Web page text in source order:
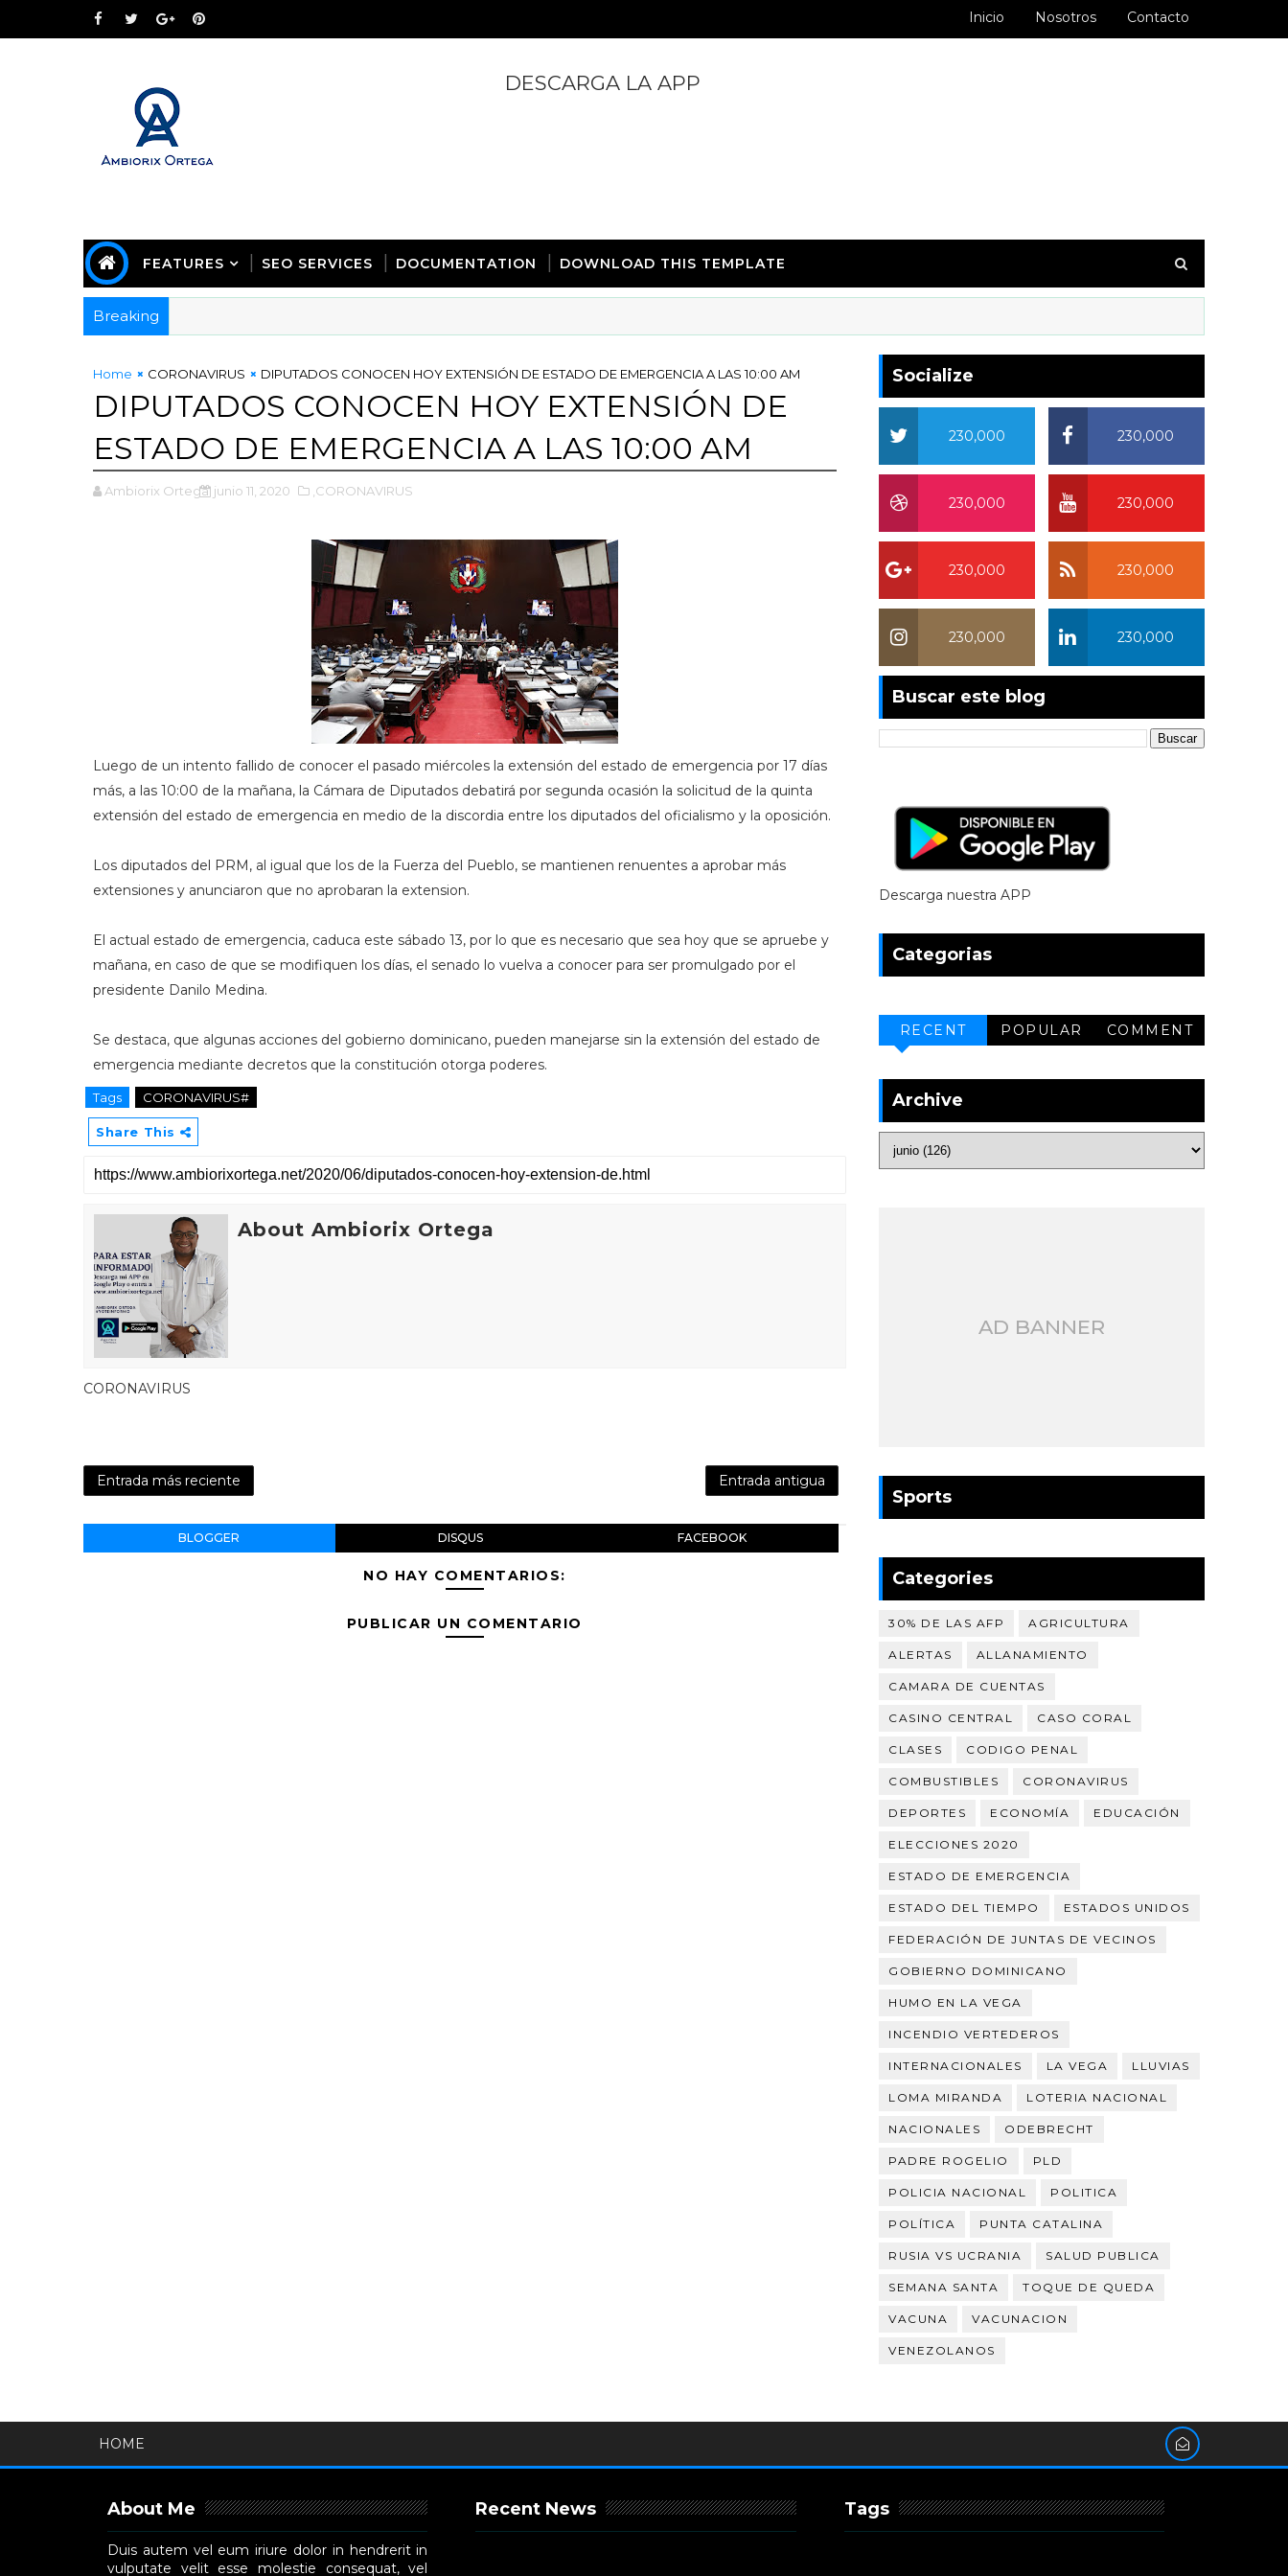
Inicio Nosotros Contacto
DESCARGA LA APP
FEATURES SEO SERVICES DOCUMENTATION DOWNLOAD THIS TEMPLATE
Breaking
Home CORONAVIRUS DIPUTADOS CONOCEN HOY EXTENSIÓN DE ESTADO DE EMERGENCIA A LAS 10:00 AM
DIPUTADOS CONOCEN HOY EXTENSIÓN DE
ESTADO DE EMERGENCIA A LAS 10:00 AM
Ambiorix Ortega junio 11, 2020 ,CORONAVIRUS
Luego de un intento fallido de conocer el pasado miércoles la extensión del estado de emergencia por 17 días
más, a las 10:00 de la mañana, la Cámara de Diputados debatirá por segunda ocasión la solicitud de la quinta
extensión del estado de emergencia en medio de la discordia entre los diputados del oficialismo y la oposición.
Los diputados del PRM, al igual que los de la Fuerza del Pueblo, se mantienen renuentes a aprobar más
extensiones y anunciaron que no aprobaran la extension.
El actual estado de emergencia, caduca este sábado 13, por lo que es necesario que sea hoy que se apruebe y
mañana, en caso de que se modifiquen los días, el senado lo vuelva a conocer para ser promulgado por el
presidente Danilo Medina.
Se destaca, que algunas acciones del gobierno dominicano, pueden manejarse sin la extensión del estado de
emergencia mediante decretos que la constitución otorga poderes.
Tags CORONAVIRUS#
Share This
About Ambiorix Ortega
CORONAVIRUS
Entrada más reciente Entrada antigua
BLOGGER DISQUS FACEBOOK
NO HAY COMENTARIOS:
PUBLICAR UN COMENTARIO
Socialize
230,000
230,000
230,000
230,000
230,000
230,000
230,000
230,000
Buscar este blog
Descarga nuestra APP
Categorias
RECENT POPULAR COMMENT
Archive
AD BANNER
Sports
Categories
30% DE LAS AFP AGRICULTURA
ALERTAS ALLANAMIENTO
CAMARA DE CUENTAS
CASINO CENTRAL CASO CORAL
CLASES CODIGO PENAL
COMBUSTIBLES CORONAVIRUS
DEPORTES ECONOMÍA EDUCACIÓN
ELECCIONES 2020
ESTADO DE EMERGENCIA
ESTADO DEL TIEMPO ESTADOS UNIDOS
FEDERACIÓN DE JUNTAS DE VECINOS
GOBIERNO DOMINICANO
HUMO EN LA VEGA
INCENDIO VERTEDEROS
INTERNACIONALES LA VEGA LLUVIAS
LOMA MIRANDA LOTERIA NACIONAL
NACIONALES ODEBRECHT
PADRE ROGELIO PLD
POLICIA NACIONAL POLITICA
POLÍTICA PUNTA CATALINA
RUSIA VS UCRANIA SALUD PUBLICA
SEMANA SANTA TOQUE DE QUEDA
VACUNA VACUNACION
VENEZOLANOS
HOME
About Me
Duis autem vel eum iriure dolor in hendrerit in
vulputate velit esse molestie consequat, vel
Recent News Tags